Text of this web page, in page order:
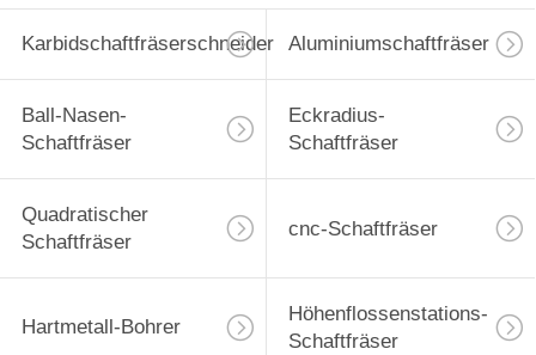
Karbidschaftfräserschneider Aluminiumschaftfräser
Ball-Nasen-
Schaftfräser
Eckradius-
Schaftfräser
Quadratischer
Schaftfräser
cnc-Schaftfräser
Hartmetall-Bohrer
Höhenflossenstations-
Schaftfräser